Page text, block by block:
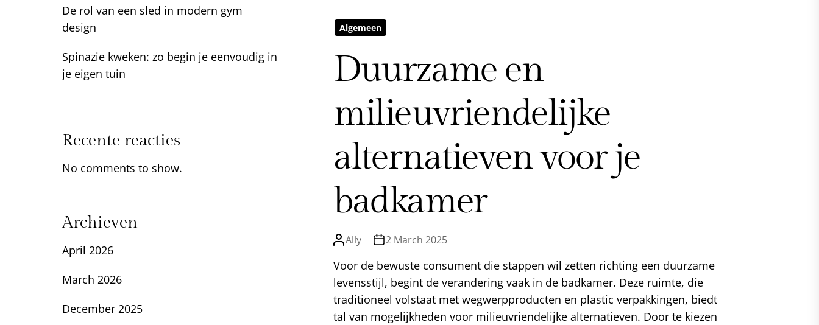
Algemeen
Duurzame en
milieuvriendelijke
alternatieven voor je
badkamer
Ally 2 March 2025
Voor de bewuste consument die stappen wil zetten richting een duurzame
levensstijl, begint de verandering vaak in de badkamer. Deze ruimte, die
traditioneel volstaat met wegwerpproducten en plastic verpakkingen, biedt
tal van mogelijkheden voor milieuvriendelijke alternatieven. Door te kiezen
De rol van een sled in modern gym
design
Spinazie kweken: zo begin je eenvoudig in
je eigen tuin
Recente reacties
No comments to show.
Archieven
April 2026
March 2026
December 2025